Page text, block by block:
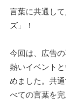
言葉に共通し
ズ」！
今回は、広告
熱いイベント
めました。共
べての言葉を完